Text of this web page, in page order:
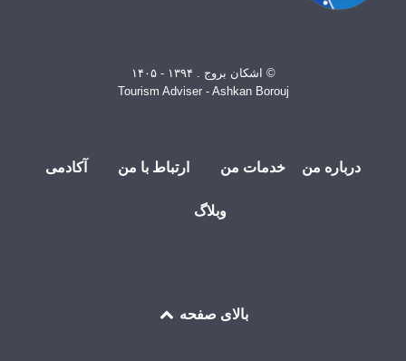
© اشکان بروج . ۱۳۹۴ - ۱۴۰۵
Tourism Adviser - Ashkan Borouj
درباره من خدمات من ارتباط با من آکادمی
وبلاگ
بالای صفحه